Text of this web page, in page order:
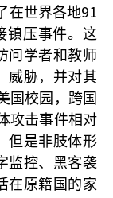
了在世界各地91
镇压事件。这
问学者和教师
威胁，并对其
国校园，跨国
攻击事件相对
但是非肢体形
监控、黑客袭
在原籍国的家